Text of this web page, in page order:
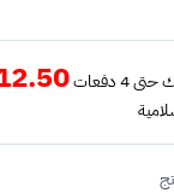
دفعات